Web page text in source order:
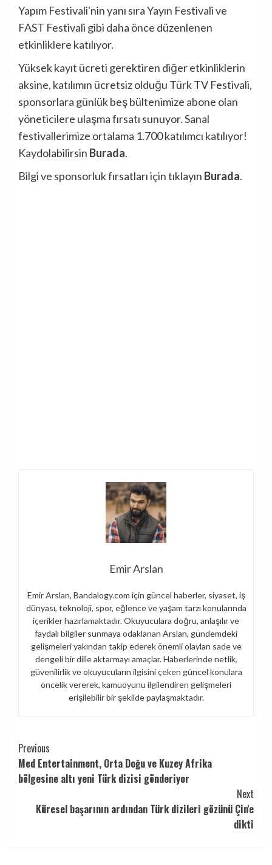
Yapım Festivali'nin yanı sıra Yayın Festivali ve
FAST Festivali gibi daha önce düzenlenen
etkinliklere katılıyor.
Yüksek kayıt ücreti gerektiren diğer etkinliklerin
aksine, katılımın ücretsiz olduğu Türk TV Festivali,
sponsorlara günlük beş bültenimize abone olan
yöneticilere ulaşma fırsatı sunuyor. Sanal
festivallerimize ortalama 1.700 katılımcı katılıyor!
Kaydolabilirsin Burada.
Bilgi ve sponsorluk fırsatları için tıklayın Burada.
Emir Arslan
Emir Arslan, Bandalogy.com için güncel haberler, siyaset, iş
dünyası, teknoloji, spor, eğlence ve yaşam tarzı konularında
içerikler hazırlamaktadır. Okuyuculara doğru, anlaşılır ve
faydalı bilgiler sunmaya odaklanan Arslan, gündemdeki
gelişmeleri yakından takip ederek önemli olayları sade ve
dengeli bir dille aktarmayı amaçlar. Haberlerinde netlik,
güvenilirlik ve okuyucuların ilgisini çeken güncel konulara
öncelik vererek, kamuoyunu ilgilendiren gelişmeleri
erişilebilir bir şekilde paylaşmaktadır.
Continue
Reading
Previous
Med Entertainment, Orta Doğu ve Kuzey Afrika
bölgesine altı yeni Türk dizisi gönderiyor
Next
Küresel başarının ardından Türk dizileri gözünü Çin'e
dikti